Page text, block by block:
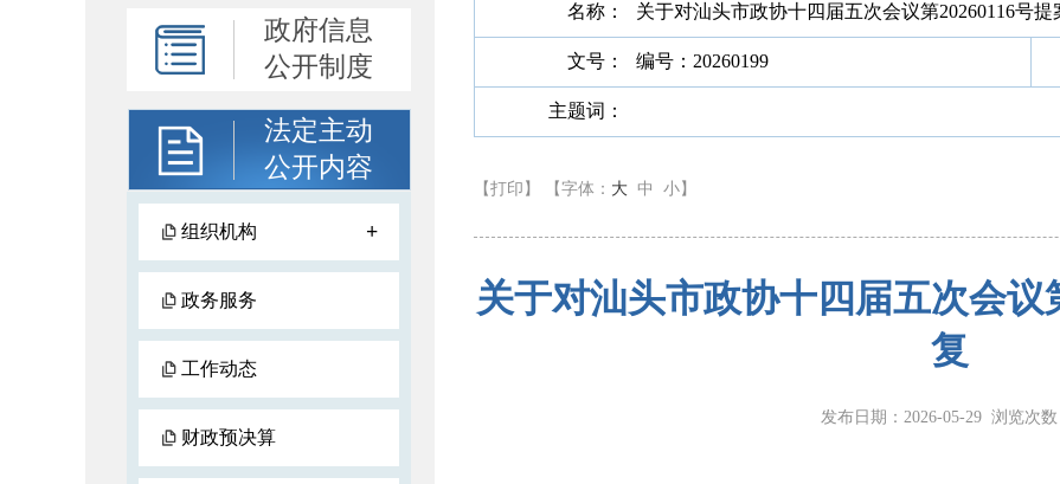
政府信息
公开制度
法定主动
公开内容
组织机构 +
政务服务
工作动态
财政预决算
名称： 关于对汕头市政协十四届五次会议第20260116号提
文号： 编号：20260199
主题词：
【打印】 【字体： 大 中 小 】
关于对汕头市政协十四届五次会议
复
发布日期：2026-05-29 浏览次数